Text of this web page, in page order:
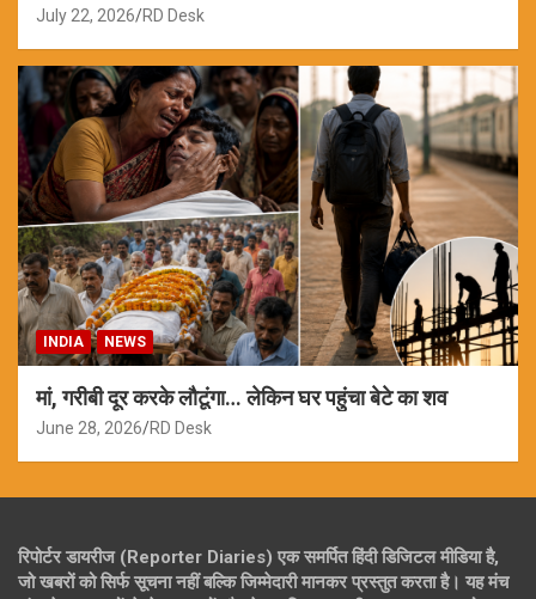
July 22, 2026 RD Desk
INDIA NEWS
मां, गरीबी दूर करके लौटूंगा… लेकिन घर पहुंचा बेटे का शव
June 28, 2026 RD Desk
रिपोर्टर डायरीज (Reporter Diaries) एक समर्पित हिंदी डिजिटल मीडिया है,
जो खबरों को सिर्फ सूचना नहीं बल्कि जिम्मेदारी मानकर प्रस्तुत करता है। यह मंच